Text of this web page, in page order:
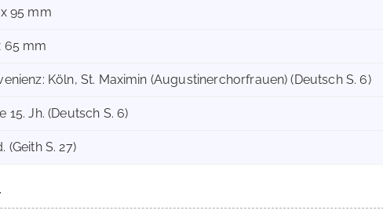
95 mm
65 mm
Köln, St. Maximin (Augustinerchorfrauen) (Deutsch S. 6)
15. Jh. (Deutsch S. 6)
(Geith S. 27)